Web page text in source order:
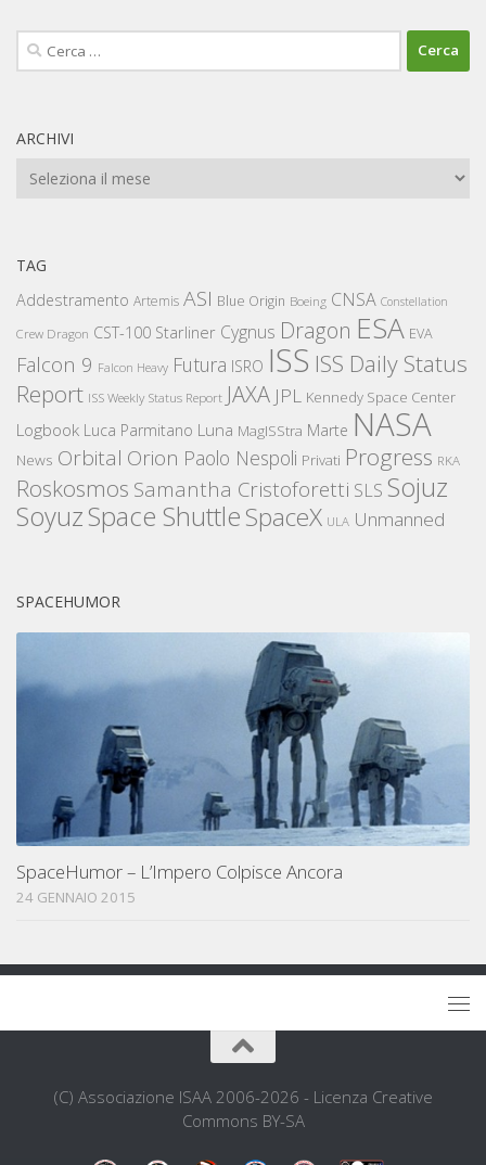
Ricerca
per:
ARCHIVI
Archivi
TAG
Addestramento Artemis ASI Blue Origin Boeing CNSA Constellation
Crew Dragon CST-100 Starliner Cygnus Dragon ESA EVA
Falcon 9 Falcon Heavy Futura ISRO ISS ISS Daily Status
Report ISS Weekly Status Report JAXA JPL Kennedy Space Center
Logbook Luca Parmitano Luna MagISStra Marte NASA
News Orbital Orion Paolo Nespoli Privati Progress RKA
Roskosmos Samantha Cristoforetti SLS Sojuz
SoyuzSpace ShuttleSpaceX ULA Unmanned
SPACEHUMOR
SpaceHumor – L’Impero Colpisce Ancora
24 GENNAIO 2015
(C) Associazione ISAA 2006-2026 - Licenza Creative
Commons BY-SA